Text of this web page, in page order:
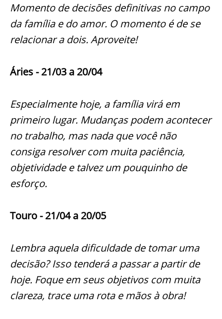
Momento de decisões definitivas no campo
da família e do amor. O momento é de se
relacionar a dois. Aproveite!
Áries - 21/03 a 20/04
Especialmente hoje, a família virá em
primeiro lugar. Mudanças podem acontecer
no trabalho, mas nada que você não
consiga resolver com muita paciência,
objetividade e talvez um pouquinho de
esforço.
Touro - 21/04 a 20/05
Lembra aquela dificuldade de tomar uma
decisão? Isso tenderá a passar a partir de
hoje. Foque em seus objetivos com muita
clareza, trace uma rota e mãos à obra!